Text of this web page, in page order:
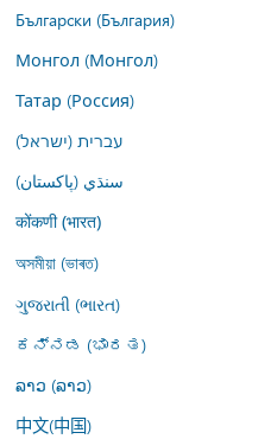
Български (България)
Монгол (Монгол)
Татар (Россия)
עברית (ישראל)
سنڌي (پاکستان)
कोंकणी (भारत)
অসমীয়া (ভাৰত)
ગુજરાતી (ભારત)
ಕನ್ನಡ (ಭಾರತ)
ລາວ (ລາວ)
中文(中国)